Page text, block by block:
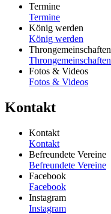
Termine
Termine
König werden
König werden
Throngemeinschaften
Throngemeinschaften
Fotos & Videos
Fotos & Videos
Kontakt
Kontakt
Kontakt
Befreundete Vereine
Befreundete Vereine
Facebook
Facebook
Instagram
Instagram